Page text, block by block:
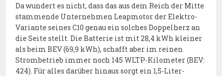
Da wundert es nicht, dass das aus dem Reich der Mitte
stammende Unternehmen Leapmotor der Elektro-
Variante seines C10 genau ein solches Doppelherz an
die Seite stellt. Die Batterie ist mit 28,4 kWh kleiner
als beim BEV (69,9 kWh), schafft aber im reinen
Strombetrieb immer noch 145 WLTP-Kilometer (BEV:
424). Für alles darüber hinaus sorgt ein 1,5-Liter-